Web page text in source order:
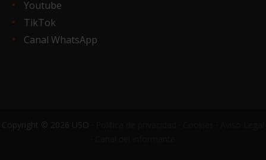
Youtube
TikTok
Canal WhatsApp
Copyright © 2026 USO ·